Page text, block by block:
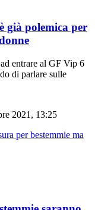
già polemica per
entrare al GF Vip 6
di parlare sulle
2021, 13:25